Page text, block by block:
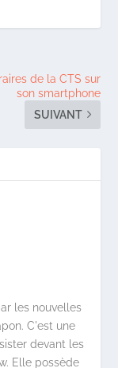
de la CTS sur
son smartphone
SUIVANT
les nouvelles
C'est une
devant les
Elle possède